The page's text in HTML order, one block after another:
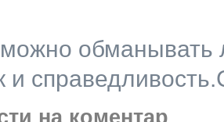
можно обманывать
и
на коментар